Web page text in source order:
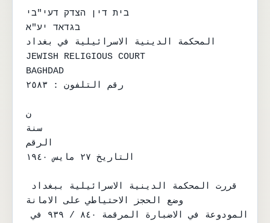
בית דין הצדק דעי"בי
בגדאד יע"א
المحكمة الدينية الاسرائيلية في بغداد
JEWISH RELIGIOUS COURT
BAGHDAD
رقم التلفون : ٢٥٨٣
ن
سنة
الرقم
التاريخ ٢٧ مايس ١٩٤٠
وضع الحجز الاحتياطي على الامانة
المودوعة في الاضبارة المرقمة ٨٤٠ / ٩٣٩ في